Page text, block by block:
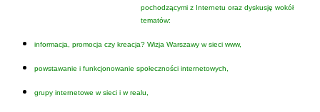
pochodzącymi z Internetu oraz dyskusję wokół
tematów:
informacja, promocja czy kreacja? Wizja Warszawy w sieci www,
powstawanie i funkcjonowanie społeczności internetowych,
grupy internetowe w sieci i w realu,